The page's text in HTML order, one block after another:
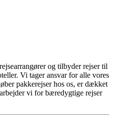
og tilbyder rejser til
Vi tager ansvar for alle vores
pakkerejser hos os, er dækket
vi for bæredygtige rejser